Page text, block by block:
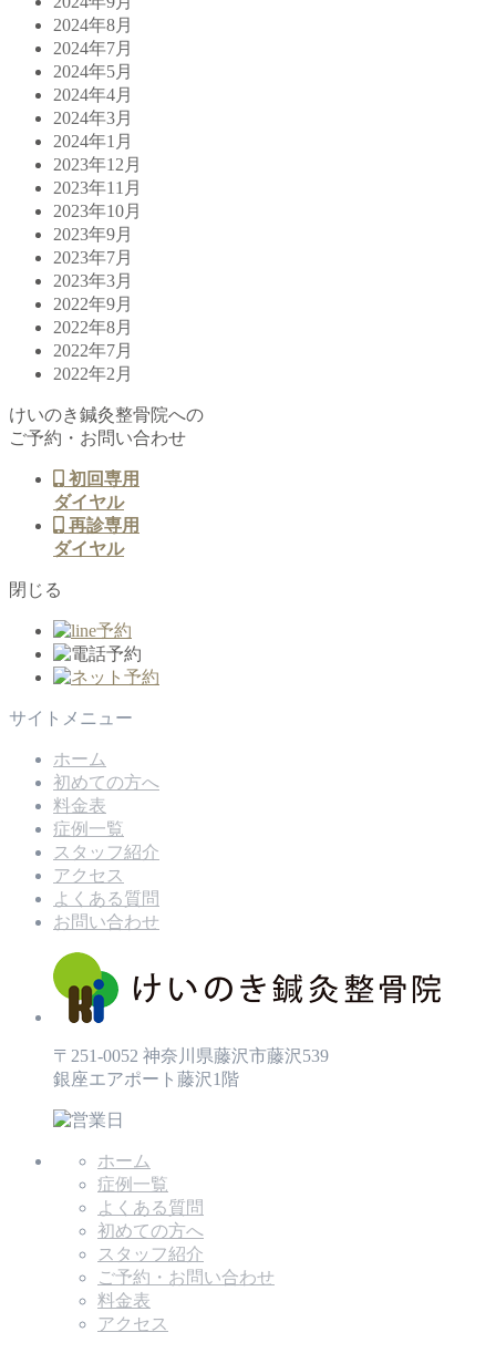
2024年8月
2024年7月
2024年5月
2024年4月
2024年3月
2024年1月
2023年12月
2023年11月
2023年10月
2023年9月
2023年7月
2023年3月
2022年9月
2022年8月
2022年7月
2022年2月
けいのき鍼灸整骨院への
ご予約・お問い合わせ
初回専用
ダイヤル
再診専用
ダイヤル
閉じる
サイトメニュー
ホーム
初めての方へ
料金表
症例一覧
スタッフ紹介
アクセス
よくある質問
お問い合わせ
〒251-0052 神奈川県藤沢市藤沢539
銀座エアポート藤沢1階
ホーム
症例一覧
よくある質問
初めての方へ
スタッフ紹介
ご予約・お問い合わせ
料金表
アクセス